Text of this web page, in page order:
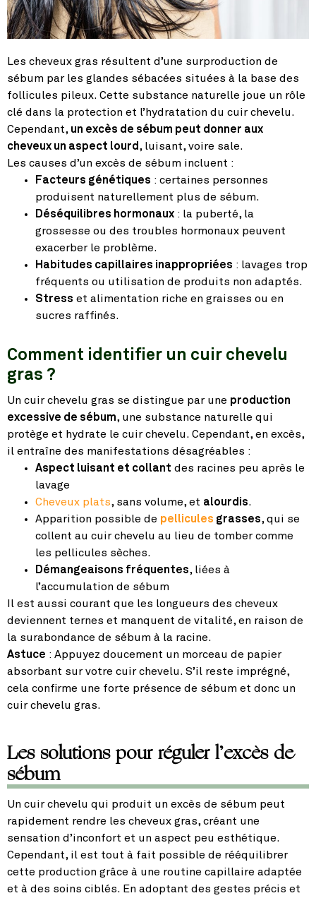
Les cheveux gras résultent d’une surproduction de
sébum par les glandes sébacées situées à la base des
follicules pileux. Cette substance naturelle joue un rôle
clé dans la protection et l’hydratation du cuir chevelu.
Cependant, un excès de sébum peut donner aux
cheveux un aspect lourd , luisant, voire sale.
Les causes d’un excès de sébum incluent :
Facteurs génétiques : certaines personnes
produisent naturellement plus de sébum.
Déséquilibres hormonaux : la puberté, la
grossesse ou des troubles hormonaux peuvent
exacerber le problème.
Habitudes capillaires inappropriées : lavages trop
fréquents ou utilisation de produits non adaptés.
Stress et alimentation riche en graisses ou en
sucres raffinés.
Comment identifier un cuir chevelu
gras ?
Un cuir chevelu gras se distingue par une production
excessive de sébum, une substance naturelle qui
protège et hydrate le cuir chevelu. Cependant, en excès,
il entraîne des manifestations désagréables :
Aspect luisant et collant des racines peu après le
lavage
Cheveux plats, sans volume, et alourdis.
Apparition possible de pellicules grasses, qui se
collent au cuir chevelu au lieu de tomber comme
les pellicules sèches.
Démangeaisons fréquentes, liées à
l’accumulation de sébum
Il est aussi courant que les longueurs des cheveux
deviennent ternes et manquent de vitalité, en raison de
la surabondance de sébum à la racine.
Astuce : Appuyez doucement un morceau de papier
absorbant sur votre cuir chevelu. S’il reste imprégné,
cela confirme une forte présence de sébum et donc un
cuir chevelu gras.
Les solutions pour réguler l’excès de
sébum
Un cuir chevelu qui produit un excès de sébum peut
rapidement rendre les cheveux gras, créant une
sensation d’inconfort et un aspect peu esthétique.
Cependant, il est tout à fait possible de rééquilibrer
cette production grâce à une routine capillaire adaptée
et à des soins ciblés. En adoptant des gestes précis et